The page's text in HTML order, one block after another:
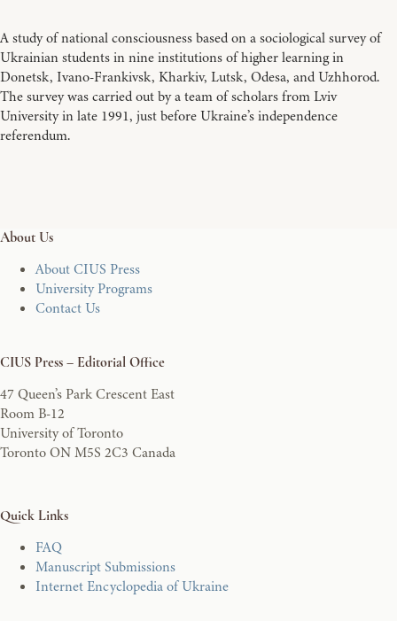
A study of national consciousness based on a sociological survey of
Ukrainian students in nine institutions of higher learning in
Donetsk, Ivano-Frankivsk, Kharkiv, Lutsk, Odesa, and Uzhhorod.
The survey was carried out by a team of scholars from Lviv
University in late 1991, just before Ukraine’s independence
referendum.
About Us
About CIUS Press
University Programs
Contact Us
CIUS Press – Editorial Office
47 Queen’s Park Crescent East
Room B-12
University of Toronto
Toronto ON M5S 2C3 Canada
Quick Links
FAQ
Manuscript Submissions
Internet Encyclopedia of Ukraine